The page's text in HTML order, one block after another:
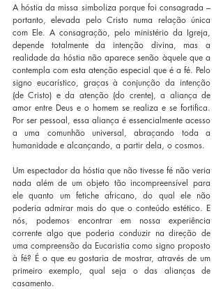
A hóstia da missa simboliza porque foi consagrada –
portanto, elevada pelo Cristo numa relação única
com Ele. A consagração, pelo ministério da Igreja,
depende totalmente da intenção divina, mas a
realidade da hóstia não aparece senão àquele que a
contempla com esta atenção especial que é a fé. Pelo
signo eucarístico, graças à conjunção da intenção
(de Cristo) e da atenção (do crente), a aliança de
amor entre Deus e o homem se realiza e se fortifica.
Por ser pessoal, essa aliança é essencialmente acesso
a uma comunhão universal, abraçando toda a
humanidade e alcançando, a partir dela, o cosmos.
Um espectador da hóstia que não tivesse fé não veria
nada além de um objeto tão incompreensível para
ele quanto um fetiche africano, do qual ele não
poderia admirar mais do que o conteúdo estético. E
nós, podemos encontrar em nossa experiência
corrente algo que poderia conduzir na direção de
uma compreensão da Eucaristia como signo proposto
à fé? É o que eu gostaria de mostrar, através de um
primeiro exemplo, qual seja o das alianças de
casamento.